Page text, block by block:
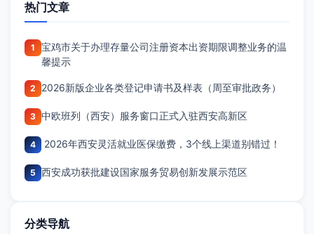
热门文章
1
宝鸡市关于办理存量公司注册资本出资期限调整业务的温
馨提示
2 2026新版企业各类登记申请书及样表（周至审批政务）
3 中欧班列（西安）服务窗口正式入驻西安高新区
4 2026年西安灵活就业医保缴费，3个线上渠道别错过！
5 西安成功获批建设国家服务贸易创新发展示范区
分类导航